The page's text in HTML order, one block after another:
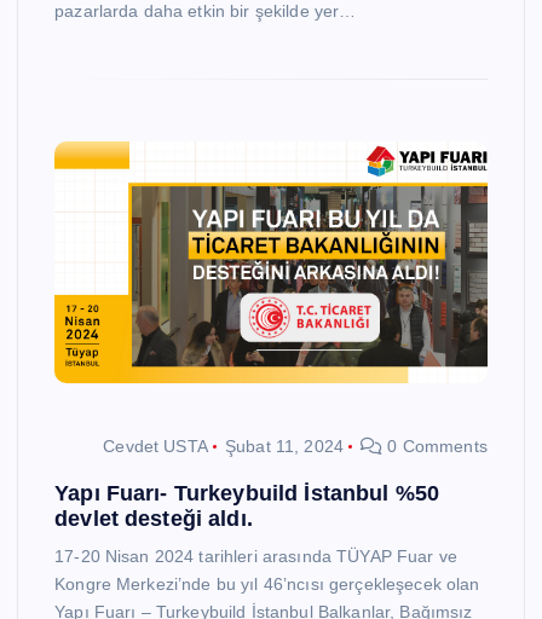
pazarlarda daha etkin bir şekilde yer…
Cevdet USTA Şubat 11, 2024 0 Comments
Yapı Fuarı- Turkeybuild İstanbul %50
devlet desteği aldı.
17-20 Nisan 2024 tarihleri arasında TÜYAP Fuar ve
Kongre Merkezi’nde bu yıl 46’ncısı gerçekleşecek olan
Yapı Fuarı – Turkeybuild İstanbul Balkanlar, Bağımsız